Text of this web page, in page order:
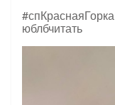
#спКраснаяГорка
юблбчитать